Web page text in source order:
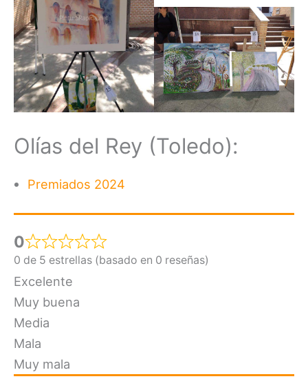
Olías del Rey (Toledo):
Premiados 2024
0
0 de 5 estrellas (basado en 0 reseñas)
Excelente
Muy buena
Media
Mala
Muy mala